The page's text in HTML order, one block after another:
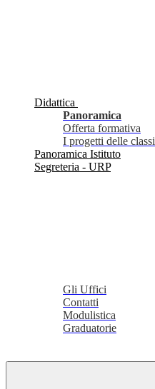
Didattica
Panoramica
Offerta formativa
I progetti delle classi
Panoramica Istituto
Segreteria - URP
Gli Uffici
Contatti
Modulistica
Graduatorie